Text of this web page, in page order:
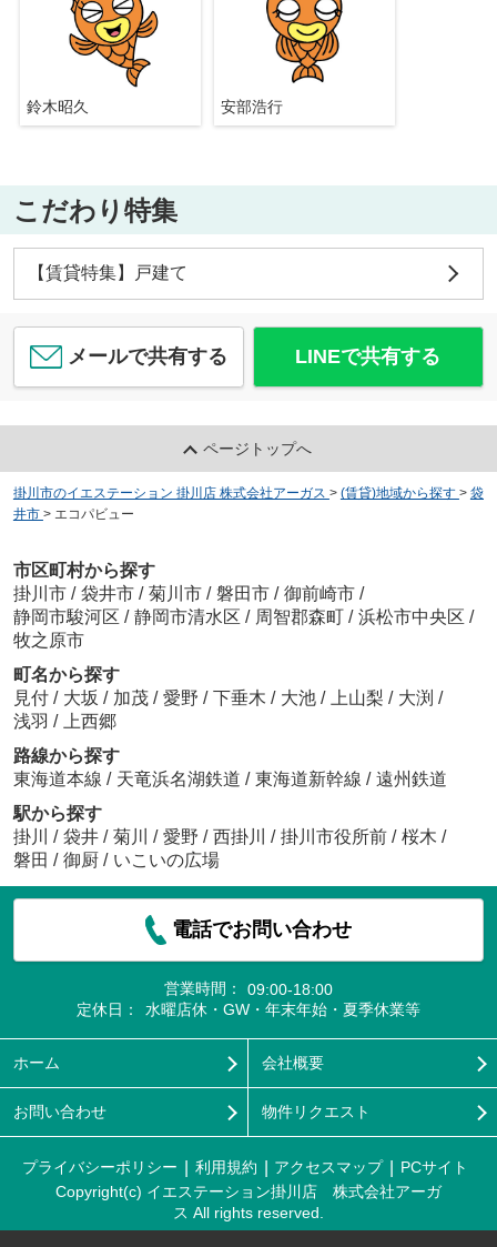
鈴木昭久 安部浩行
こだわり特集
【賃貸特集】戸建て
メールで共有する LINEで共有する
ページトップへ
掛川市のイエステーション 掛川店 株式会社アーガス > (賃貸)地域から探す > 袋
井市 > エコパビュー
市区町村から探す
掛川市 / 袋井市 / 菊川市 / 磐田市 / 御前崎市 /
静岡市駿河区 / 静岡市清水区 / 周智郡森町 / 浜松市中央区 /
牧之原市
町名から探す
見付 / 大坂 / 加茂 / 愛野 / 下垂木 / 大池 / 上山梨 / 大渕 /
浅羽 /
上西郷
路線から探す
東海道本線 / 天竜浜名湖鉄道 / 東海道新幹線 / 遠州鉄道
駅から探す
掛川
/ 袋井 / 菊川 / 愛野 / 西掛川 / 掛川市役所前 / 桜木 /
磐田 / 御厨 / いこいの広場
電話でお問い合わせ
営業時間：
09:00-18:00
定休日：
水曜店休・GW・年末年始・夏季休業等
ホーム 会社概要
お問い合わせ 物件リクエスト
プライバシーポリシー 利用規約 アクセスマップ
PCサイト
Copyright(c) イエステーション掛川店 株式会社アーガ
ス All rights reserved.